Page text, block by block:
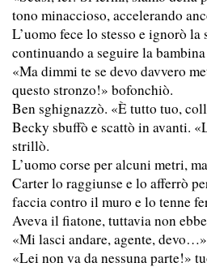
tono minaccioso, accelerando
L’uomo fece lo stesso e ignorò la
continuando a seguire la
«Ma dimmi te se devo davvero
questo stronzo!» bofonchiò.
Ben sghignazzò. «È tutto tuo,
Becky sbuffò e scattò in avanti.
strillò.
L’uomo corse per alcuni metri,
Carter lo raggiunse e lo afferrò
faccia contro il muro e lo tenne
Aveva il fiatone, tuttavia non
«Mi lasci andare, agente,
«Lei non va da nessuna parte!»